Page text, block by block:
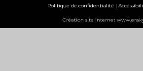
Politique de confidentialité |
Création site internet